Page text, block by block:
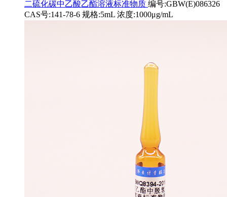
二硫化碳中乙酸乙酯溶液标准物质 编号:GBW(E)086326
CAS号:141-78-6 规格:5mL 浓度:1000μg/mL